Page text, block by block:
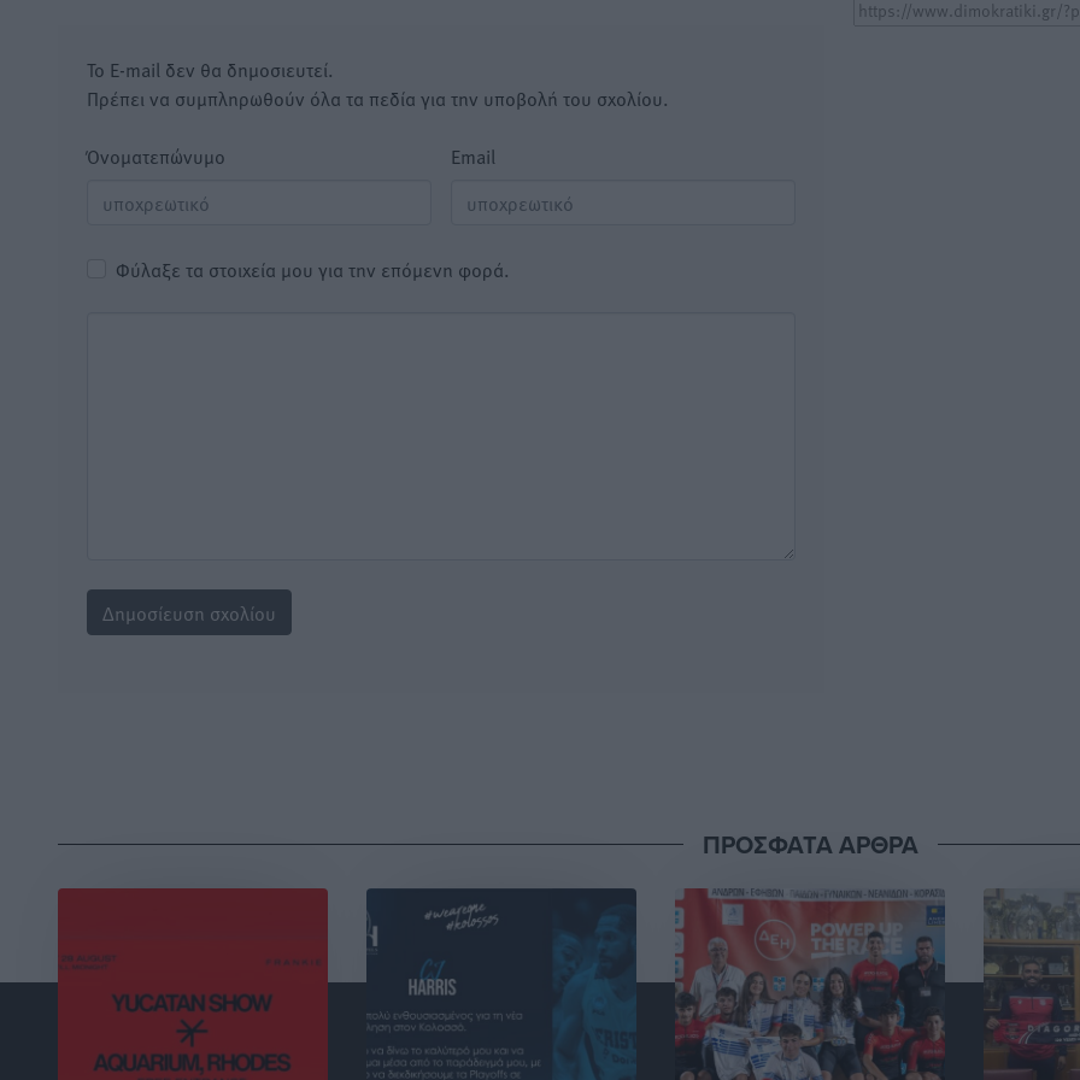
Το E-mail δεν θα δημοσιευτεί.
Πρέπει να συμπληρωθούν όλα τα πεδία για την υποβολή του σχολίου.
Όνοματεπώνυμο Email
Φύλαξε τα στοιχεία μου για την επόμενη φορά.
ΠΡΟΣΦΑΤΑ ΑΡΘΡΑ